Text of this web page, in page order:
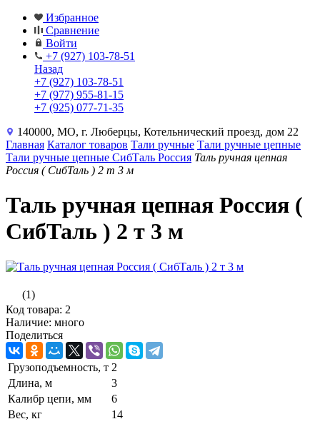
Избранное
Сравнение
Войти
+7 (927) 103-78-51
Назад
+7 (927) 103-78-51
+7 (977) 955-81-15
+7 (925) 077-71-35
140000, МО, г. Люберцы, Котельнический проезд, дом 22
Главная Каталог товаров Тали ручные Тали ручные цепные
Тали ручные цепные СибТаль Россия Таль ручная цепная
Россия ( СибТаль ) 2 т 3 м
Таль ручная цепная Россия (
СибТаль ) 2 т 3 м
(1)
Код товара: 2
Наличие: много
Поделиться
Грузоподъемность, т 2
Длина, м
3
Калибр цепи, мм
6
Вес, кг
14